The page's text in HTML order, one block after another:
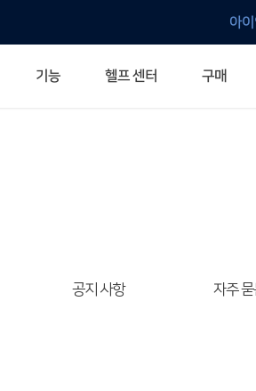
아
기능 헬프 센터 구매
공지 사항 자주